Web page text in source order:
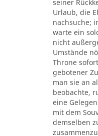
seiner
Urlaub, die
nachsuche;
warte ein
nicht
Umstände
Throne
gebotener
man sie an
beobachte,
eine
mit dem
demselben